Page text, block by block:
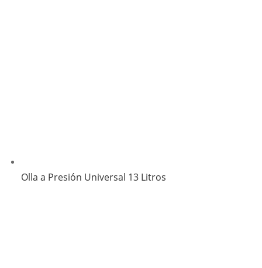
Olla a Presión Universal 13 Litros